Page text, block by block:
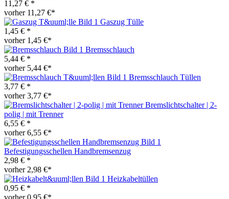
11,27 € *
vorher 11,27 €*
Gaszug Tülle
1,45 € *
vorher 1,45 €*
Bremsschlauch
5,44 € *
vorher 5,44 €*
Bremsschlauch Tüllen
3,77 € *
vorher 3,77 €*
Bremslichtschalter | 2-
polig | mit Trenner
6,55 € *
vorher 6,55 €*
Befestigungsschellen Handbremsenzug
2,98 € *
vorher 2,98 €*
Heizkabeltüllen
0,95 € *
vorher 0,95 €*